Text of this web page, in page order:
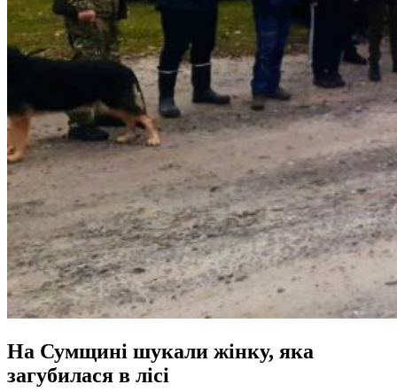
На Сумщині шукали жінку, яка
загубилася в лісі